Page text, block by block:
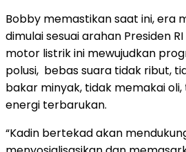
Bobby memastikan saat ini, era
dimulai sesuai arahan Presiden
motor listrik ini mewujudkan
polusi, bebas suara tidak ribut,
bakar minyak, tidak memakai
energi terbarukan.
“Kadin bertekad akan